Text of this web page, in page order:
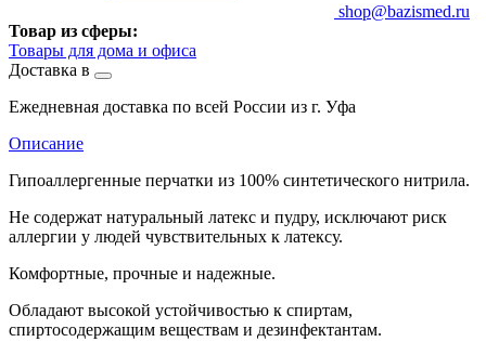
shop@bazismed.ru
Товар из сферы:
Товары для дома и офиса
Доставка в
Ежедневная доставка по всей России из г. Уфа
Описание
Гипоаллергенные перчатки из 100% синтетического нитрила.
Не содержат натуральный латекс и пудру, исключают риск
аллергии у людей чувствительных к латексу.
Комфортные, прочные и надежные.
Обладают высокой устойчивостью к спиртам,
спиртосодержащим веществам и дезинфектантам.